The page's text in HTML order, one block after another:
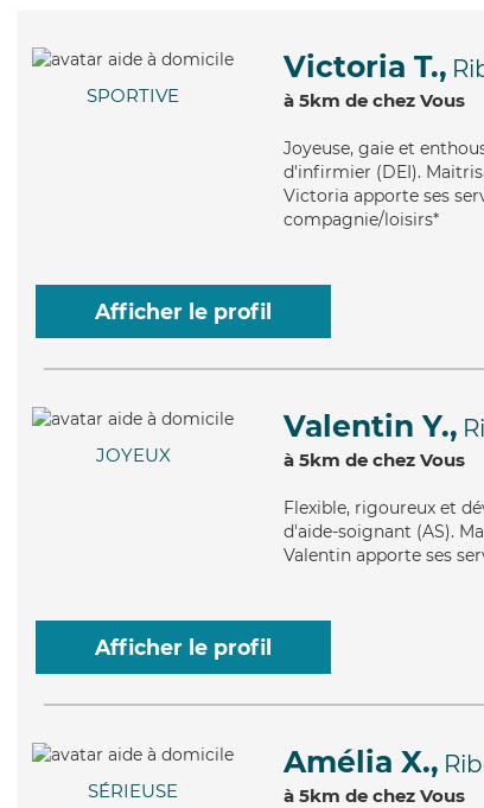
SPORTIVE
Victoria T.,
à 5km de chez Vous
Joyeuse, gaie et
d'infirmier (DEI).
Victoria apporte ses
compagnie/loisirs*
Afficher le profil
JOYEUX
Valentin Y.,
à 5km de chez Vous
Flexible, rigoureux et
d'aide-soignant (AS).
Valentin apporte ses
Afficher le profil
SÉRIEUSE
Amélia X.,
à 5km de chez Vous